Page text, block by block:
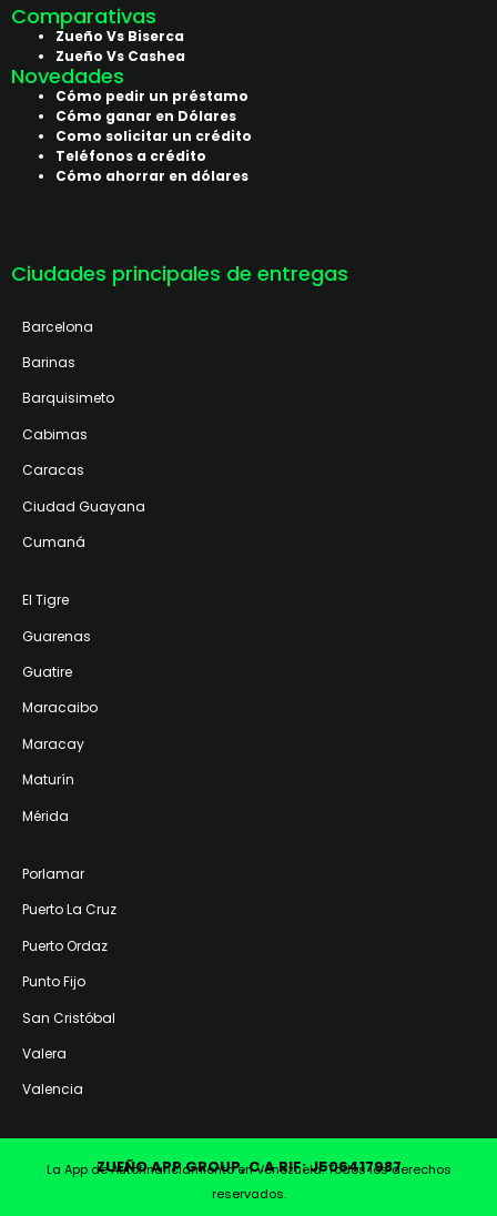
Comparativas
Zueño Vs Biserca
Zueño Vs Cashea
Novedades
Cómo pedir un préstamo
Cómo ganar en Dólares
Como solicitar un crédito
Teléfonos a crédito
Cómo ahorrar en dólares
Ciudades principales de entregas
Barcelona
Barinas
Barquisimeto
Cabimas
Caracas
Ciudad Guayana
Cumaná
El Tigre
Guarenas
Guatire
Maracaibo
Maracay
Maturín
Mérida
Porlamar
Puerto La Cruz
Puerto Ordaz
Punto Fijo
San Cristóbal
Valera
Valencia
ZUEÑO APP GROUP, C.A RIF: J506417987
La App de Autofinanciamiento en Venezuela. Todos los derechos
reservados.